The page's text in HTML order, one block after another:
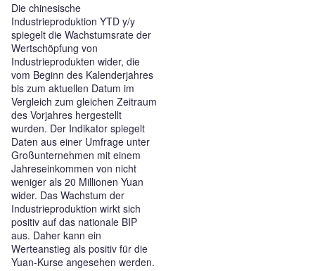
Die chinesische
Industrieproduktion YTD y/y
spiegelt die Wachstumsrate der
Wertschöpfung von
Industrieprodukten wider, die
vom Beginn des Kalenderjahres
bis zum aktuellen Datum im
Vergleich zum gleichen Zeitraum
des Vorjahres hergestellt
wurden. Der Indikator spiegelt
Daten aus einer Umfrage unter
Großunternehmen mit einem
Jahreseinkommen von nicht
weniger als 20 Millionen Yuan
wider. Das Wachstum der
Industrieproduktion wirkt sich
positiv auf das nationale BIP
aus. Daher kann ein
Werteanstieg als positiv für die
Yuan-Kurse angesehen werden.